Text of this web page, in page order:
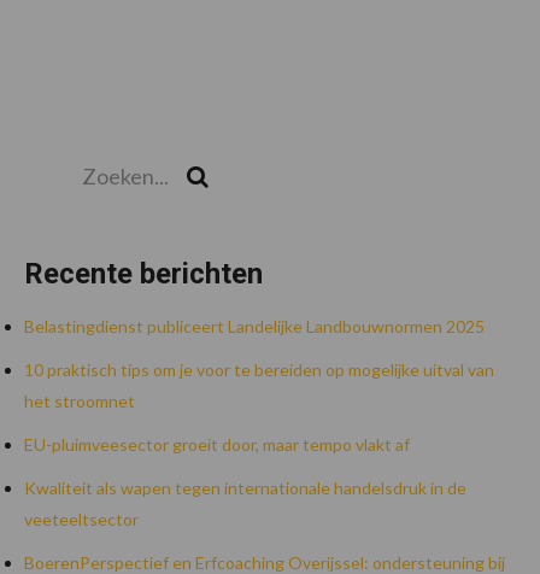
Recente berichten
Belastingdienst publiceert Landelijke Landbouwnormen 2025
10 praktisch tips om je voor te bereiden op mogelijke uitval van
het stroomnet
EU-pluimveesector groeit door, maar tempo vlakt af
Kwaliteit als wapen tegen internationale handelsdruk in de
veeteeltsector
BoerenPerspectief en Erfcoaching Overijssel: ondersteuning bij